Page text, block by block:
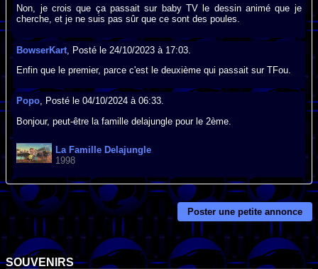
Non, je crois que ça passait sur baby TV le dessin animé que je
cherche, et je ne suis pas sûr que ce sont des poules.
BowserKart , Posté le 24/10/2023 à 17:03.
Enfin que le premier, parce c'est le deuxième qui passait sur TFou.
Popo, Posté le 04/10/2024 à 06:33.
Bonjour, peut-être la famille delajungle pour le 2ème.
La Famille Delajungle
1998
Poster une petite annonce
SOUVENIRS